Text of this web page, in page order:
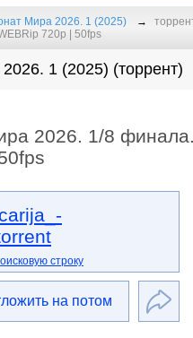
Мира 2026. 1 (2025)
720p | 50fps
1 (2025) (торрент)
2026. 1/8
строку
на потом